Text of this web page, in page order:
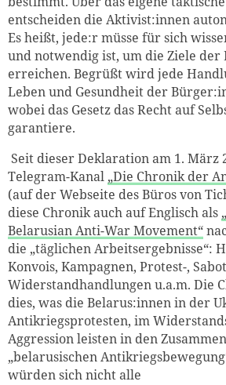
entscheiden die Aktivist:innen
Es heißt, jede:r müsse für sich
und notwendig ist, um die Ziele der
erreichen. Begrüßt wird jede
Leben und Gesundheit der
wobei das Gesetz das Recht auf
garantiere.
Seit dieser Deklaration am 1. März
Telegram-Kanal „Die Chronik der
(auf der Webseite des Büros von
diese Chronik auch auf Englisch als
Belarusian Anti-War Movement“
die „täglichen Arbeitsergebnisse“:
Konvois, Kampagnen, Protest-,
Widerstandhandlungen u.a.m. Die
dies, was die Belarus:innen in der
Antikriegsprotesten, im
Aggression leisten in den
„belarusischen
würden sich nicht alle